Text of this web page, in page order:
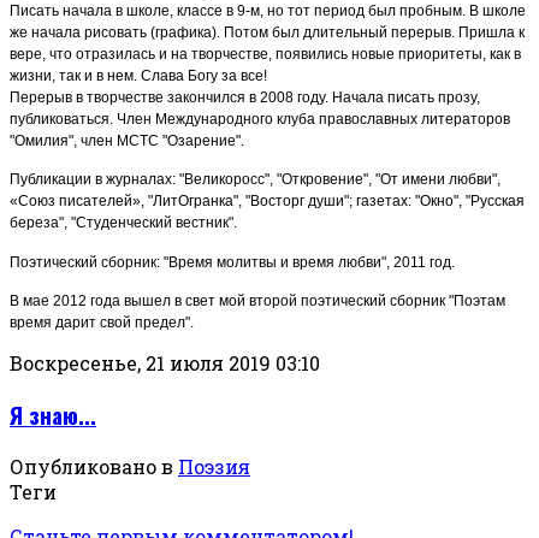
Писать начала в школе, классе в 9-м, но тот период был пробным. В школе
же начала рисовать (графика). Потом был длительный перерыв. Пришла к
вере, что отразилась и на творчестве, появились новые приоритеты, как в
жизни, так и в нем. Слава Богу за все!
Перерыв в творчестве закончился в 2008 году. Начала писать прозу,
публиковаться. Член Международного клуба православных литераторов
"Омилия", член МСТС "Озарение".
Публикации в журналах: "Великоросс", "Откровение", "От имени любви",
«Союз писателей», "ЛитОгранка", "Восторг души"; газетах: "Окно", "Русская
береза", "Студенческий вестник".
Поэтический сборник: "Время молитвы и время любви", 2011 год.
В мае 2012 года вышел в свет мой второй поэтический сборник "Поэтам
время дарит свой предел".
Воскресенье, 21 июля 2019 03:10
Я знаю...
Опубликовано в Поэзия
Теги